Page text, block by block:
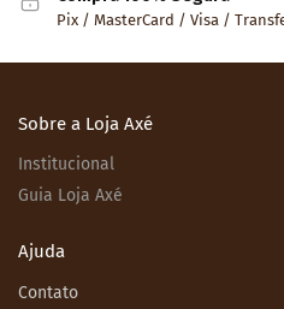
Pix / MasterCard / Visa /
Sobre a Loja Axé
Institucional
Guia Loja Axé
Ajuda
Contato